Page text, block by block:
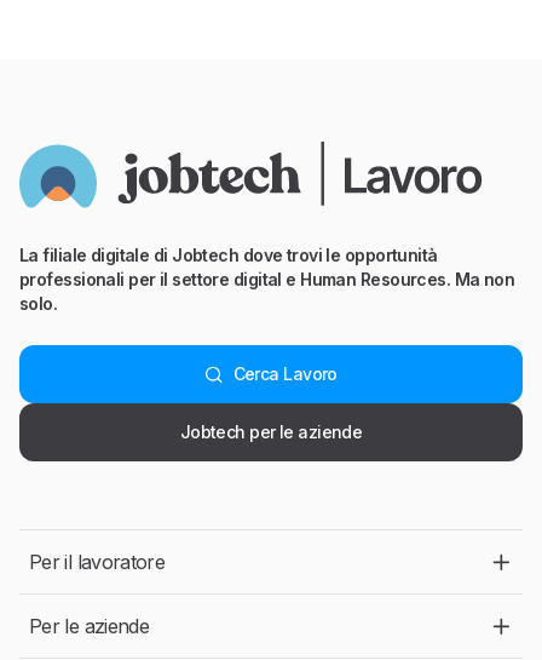
La filiale digitale di Jobtech dove trovi le opportunità
professionali per il settore digital e Human Resources. Ma non
solo.
Cerca Lavoro
Jobtech per le aziende
Per il lavoratore
Per le aziende